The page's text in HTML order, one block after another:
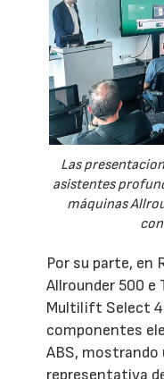
Las
asistentes
máquinas
Por su parte, en
Allrounder 500 e
Multilift Select 4
componentes
ABS, mostrando
representativa